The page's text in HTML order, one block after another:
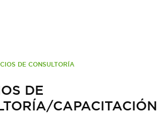
DE CONSULTORÍA
DE
CAPACITACIÓN